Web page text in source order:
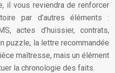
il vous reviendra de renforcer
par d’autres éléments :
actes d’huissier, contrats,
puzzle, la lettre recommandée
maîtresse, mais un élément
la chronologie des faits.